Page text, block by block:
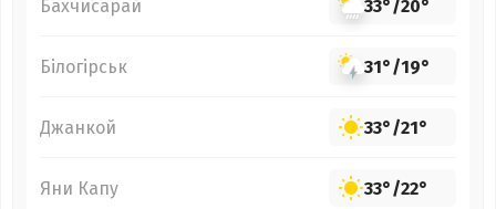
Бахчисарай 33°/20°
Білогірськ 31°/19°
Джанкой 33°/21°
Яни Капу 33°/22°